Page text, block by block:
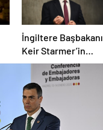
İngiltere Başbakanı
Keir Starmer’in
evinde yangın çıktı